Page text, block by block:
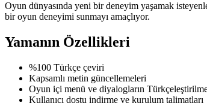
Oyun dünyasında yeni bir deneyim yaşamak
bir oyun deneyimi sunmayı amaçlıyor.
Yamanın Özellikleri
%100 Türkçe çeviri
Kapsamlı metin güncellemeleri
Oyun içi menü ve diyalogların
Kullanıcı dostu indirme ve kurulum talimatları